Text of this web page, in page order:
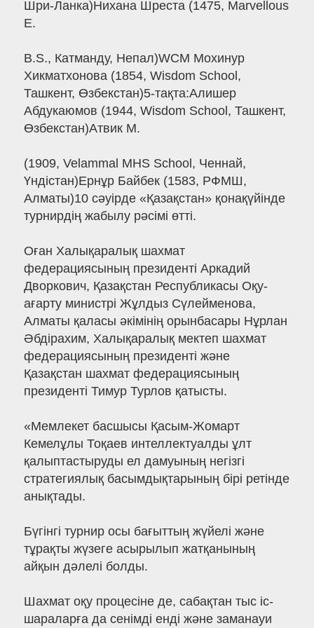
Шри-Ланка)Нихана Шреста (1475, Marvellous
E.
B.S., Катманду, Непал)WCM Мохинур
Хикматхонова (1854, Wisdom School,
Ташкент, Өзбекстан)5-тақта:Алишер
Абдукаюмов (1944, Wisdom School, Ташкент,
Өзбекстан)Атвик М.
(1909, Velammal MHS School, Ченнай,
Үндістан)Ернұр Байбек (1583, РФМШ,
Алматы)10 сәуірде «Қазақстан» қонақүйінде
турнирдің жабылу рәсімі өтті.
Оған Халықаралық шахмат
федерациясының президенті Аркадий
Дворкович, Қазақстан Республикасы Оқу-
ағарту министрі Жұлдыз Сүлейменова,
Алматы қаласы әкімінің орынбасары Нұрлан
Әбдірахим, Халықаралық мектеп шахмат
федерациясының президенті және
Қазақстан шахмат федерациясының
президенті Тимур Турлов қатысты.
«Мемлекет басшысы Қасым-Жомарт
Кемелұлы Тоқаев интеллектуалды ұлт
қалыптастыруды ел дамуының негізгі
стратегиялық басымдықтарының бірі ретінде
анықтады.
Бүгінгі турнир осы бағыттың жүйелі және
тұрақты жүзеге асырылып жатқанының
айқын дәлелі болды.
Шахмат оқу процесіне де, сабақтан тыс іс-
шараларға да сенімді енді және заманауи